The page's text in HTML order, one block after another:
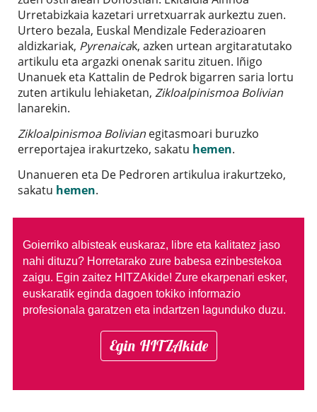
Urretabizkaia kazetari urretxuarrak aurkeztu zuen.
Urtero bezala, Euskal Mendizale Federazioaren
aldizkariak, Pyrenaicak, azken urtean argitaratutako
artikulu eta argazki onenak saritu zituen. Iñigo
Unanuek eta Kattalin de Pedrok bigarren saria lortu
zuten artikulu lehiaketan, Zikloalpinismoa Bolivian
lanarekin.
Zikloalpinismoa Bolivianegitasmoari buruzko
erreportajea irakurtzeko, sakatu hemen.
Unanueren eta De Pedroren artikulua irakurtzeko,
sakatu hemen.
Goierriko albisteak euskaraz, libre eta kalitatez jaso
nahi dituzu? Horretarako zure babesa ezinbestekoa
zaigu. Egin zaitez HITZAkide! Zure ekarpenari esker,
euskaratik eginda dagoen tokiko informazio
profesionala garatzen eta indartzen lagunduko duzu.
Egin HITZAkide